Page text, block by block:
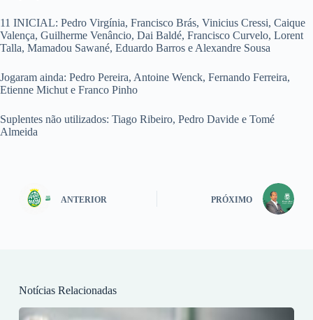
11 INICIAL: Pedro Virgínia, Francisco Brás, Vinicius Cressi, Caique
Valença, Guilherme Venâncio, Dai Baldé, Francisco Curvelo, Lorent
Talla, Mamadou Sawané, Eduardo Barros e Alexandre Sousa
Jogaram ainda: Pedro Pereira, Antoine Wenck, Fernando Ferreira,
Etienne Michut e Franco Pinho
Suplentes não utilizados: Tiago Ribeiro, Pedro Davide e Tomé
Almeida
ANTERIOR PRÓXIMO
Notícias Relacionadas